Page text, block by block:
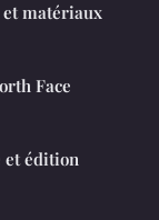
et matériaux
Face
et édition